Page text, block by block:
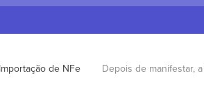
Importação de NFe Depois de manifestar,